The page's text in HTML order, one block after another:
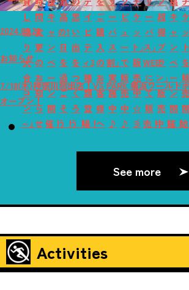
し
切
り
大
合
コ
ン
～』
間
変
更
の
お
知
ら
せ
キ
ャ
ン
ペ
ー
ン
開
催！
高
の1
日
を
過
ご
そ
う！
思
い
出
を
つ
く
ろ
う！
イ
ビ
テ
ィ3
種
類
登
場！
ご
購
入
の
お
客
様
へ
ー
パ
ス
割」
実
施
中
♪
ビ
ュ
ー
で
販
売
中
♪
ケ
ッ
ト」
販
売
中
☆
彡
ー
パ
ス」
WEB
に
て
販
売！
超
得
プ
ラ
ン」
販
売
中！
キ
ャ
ン
ペ
ー
ン
開
催！
ケ
ッ
ト
を
販
2024.05.22
お知らせ
7/18(木)神奈川初出店！VS PARK 横浜ワールド
オープン！
See more
Activities